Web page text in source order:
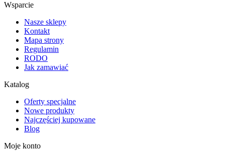
Wsparcie
Nasze sklepy
Kontakt
Mapa strony
Regulamin
RODO
Jak zamawiać
Katalog
Oferty specjalne
Nowe produkty
Najczęściej kupowane
Blog
Moje konto